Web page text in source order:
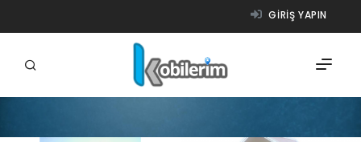
GIRIŞ YAPIN